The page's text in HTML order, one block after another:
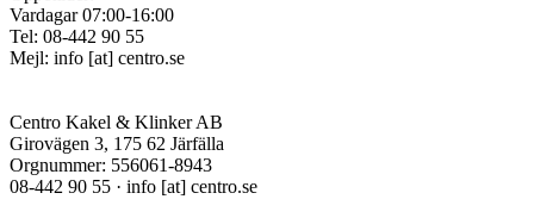
Vardagar 07:00-16:00
Tel: 08-442 90 55
Mejl: info [at] centro.se
Centro Kakel & Klinker AB
Girovägen 3, 175 62 Järfälla
Orgnummer: 556061-8943
08-442 90 55 · info [at] centro.se